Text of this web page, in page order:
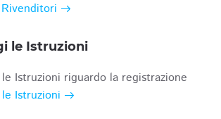
le Istruzioni
Istruzioni riguardo la registrazione
Istruzioni